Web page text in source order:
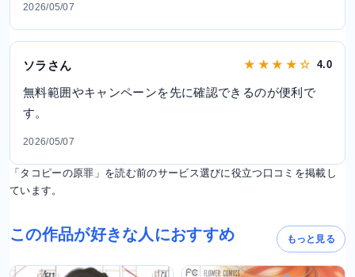
2026/05/07
ソラさん ★ ★ ★ ★ ☆ 4.0
無料範囲やキャンペーンを先に確認できるのが便利で
す。
2026/05/07
「タコピーの原罪」を読む前のサービス選びに役立つ口コミを掲載し
ています。
この作品が好きな人におすすめ もっと見る